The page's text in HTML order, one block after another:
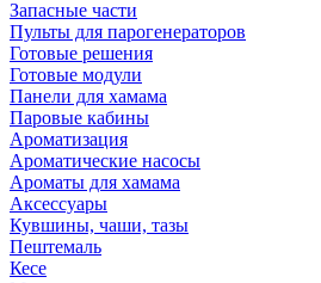
Запасные части
Пульты для парогенераторов
Готовые решения
Готовые модули
Панели для хамама
Паровые кабины
Ароматизация
Ароматические насосы
Ароматы для хамама
Аксессуары
Кувшины, чаши, тазы
Пештемаль
Кесе